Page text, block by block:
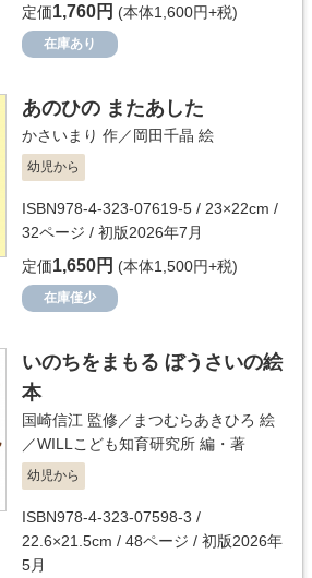
定価1,760円 (本体1,600円+税)
在庫あり
あのひの またあした
かさいまり 作／ 岡田千晶 絵
幼児から
ISBN978-4-323-07619-5 / 23×22cm /
32ページ / 初版2026年7月
定価1,650円 (本体1,500円+税)
在庫僅少
いのちをまもる ぼうさいの絵
本
国崎信江 監修／ まつむらあきひろ 絵
／WILLこども知育研究所 編・著
幼児から
ISBN978-4-323-07598-3 /
22.6×21.5cm / 48ページ / 初版2026年
5月